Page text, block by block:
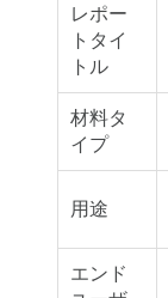
レポー
トタイ
トル
材料タ
イプ
用途
エンド